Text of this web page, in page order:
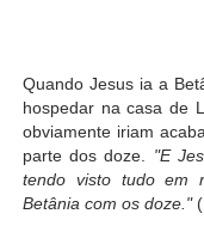
Quando Jesus ia a
hospedar na casa de
obviamente iriam
parte dos doze. "E
tendo visto tudo em
Betânia com os doze."